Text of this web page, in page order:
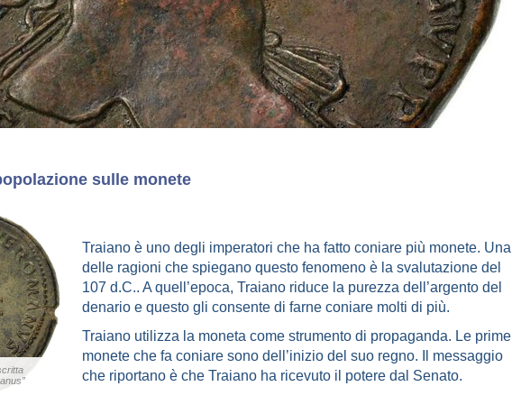
sulle monete
Traiano è uno degli imperatori che ha fatto coniare più monete. Una
delle ragioni che spiegano questo fenomeno è la svalutazione del
107 d.C.. A quell’epoca, Traiano riduce la purezza dell’argento del
denario e questo gli consente di farne coniare molti di più.
Traiano utilizza la moneta come strumento di propaganda. Le prime
monete che fa coniare sono dell’inizio del suo regno. Il messaggio
che riportano è che Traiano ha ricevuto il potere dal Senato.